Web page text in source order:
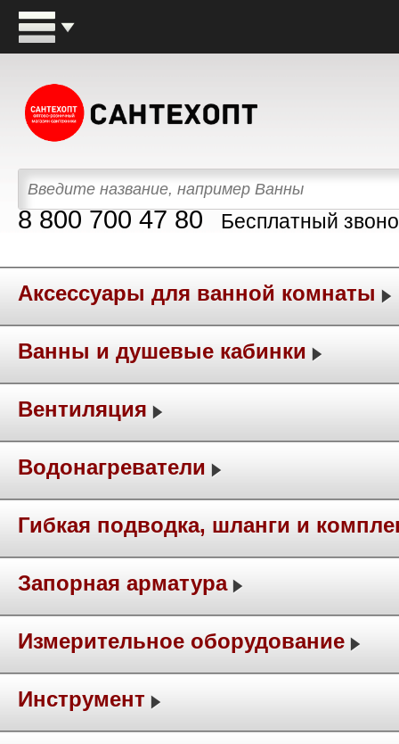
8 800 700 47 80 Бесплатный
Аксессуары для ванной комнаты
Ванны и душевые кабинки
Вентиляция
Водонагреватели
Гибкая подводка, шланги и
Запорная арматура
Измерительное оборудование
Инструмент